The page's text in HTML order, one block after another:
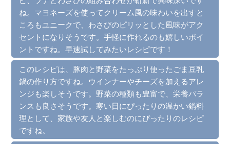
ね。マヨネーズを使ってクリーム風の味わいを出すと
ころもユニークで、わさびのピリッとした風味がアク
セントになりそうです。手軽に作れるのも嬉しいポイ
ントですね。早速試してみたいレシピです！
このレシピは、豚肉と野菜をたっぷり使ったごま豆乳
鍋の作り方ですね。ウインナーやチーズを加えるアレ
ンジも楽しそうです。野菜の種類も豊富で、栄養バラ
ンスも良さそうです。寒い日にぴったりの温かい鍋料
理として、家族や友人と楽しむのにぴったりのレシピ
ですね。